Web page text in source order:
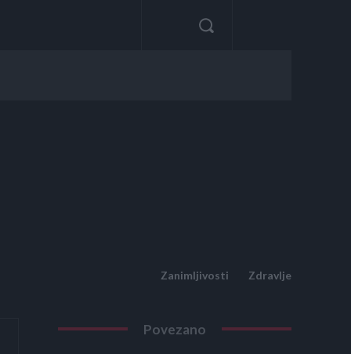
Zanimljivosti Zdravlje
Povezano